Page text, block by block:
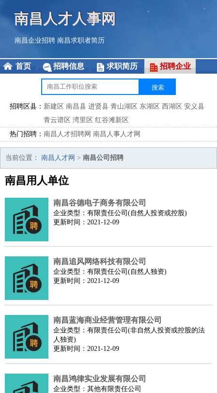
南昌人才人事网
南昌企业招聘 南昌求职者简历
首页 招聘信息 求职简历 招聘企业
招聘区县： 新建区 南昌县 进贤县 青山湖区 东湖区 西湖区 安义县
青云谱区 湾里区 红谷滩新区
热门招聘： 南昌人才招聘网 南昌人事人才网
当前位置： 南昌人才网 > 南昌公司招聘
南昌用人单位
南昌谷德电子商务有限公司
企业类型：有限责任公司(自然人投资或控股)
更新时间：2021-12-09
南昌追风网络科技有限公司
企业类型：有限责任公司(自然人独资)
更新时间：2021-12-09
南昌蓝海商业经营管理有限公司
企业类型：有限责任公司(非自然人投资或控股的法
人独资)
更新时间：2021-12-09
南昌鸿律实业发展有限公司
企业类型：其他有限责任公司